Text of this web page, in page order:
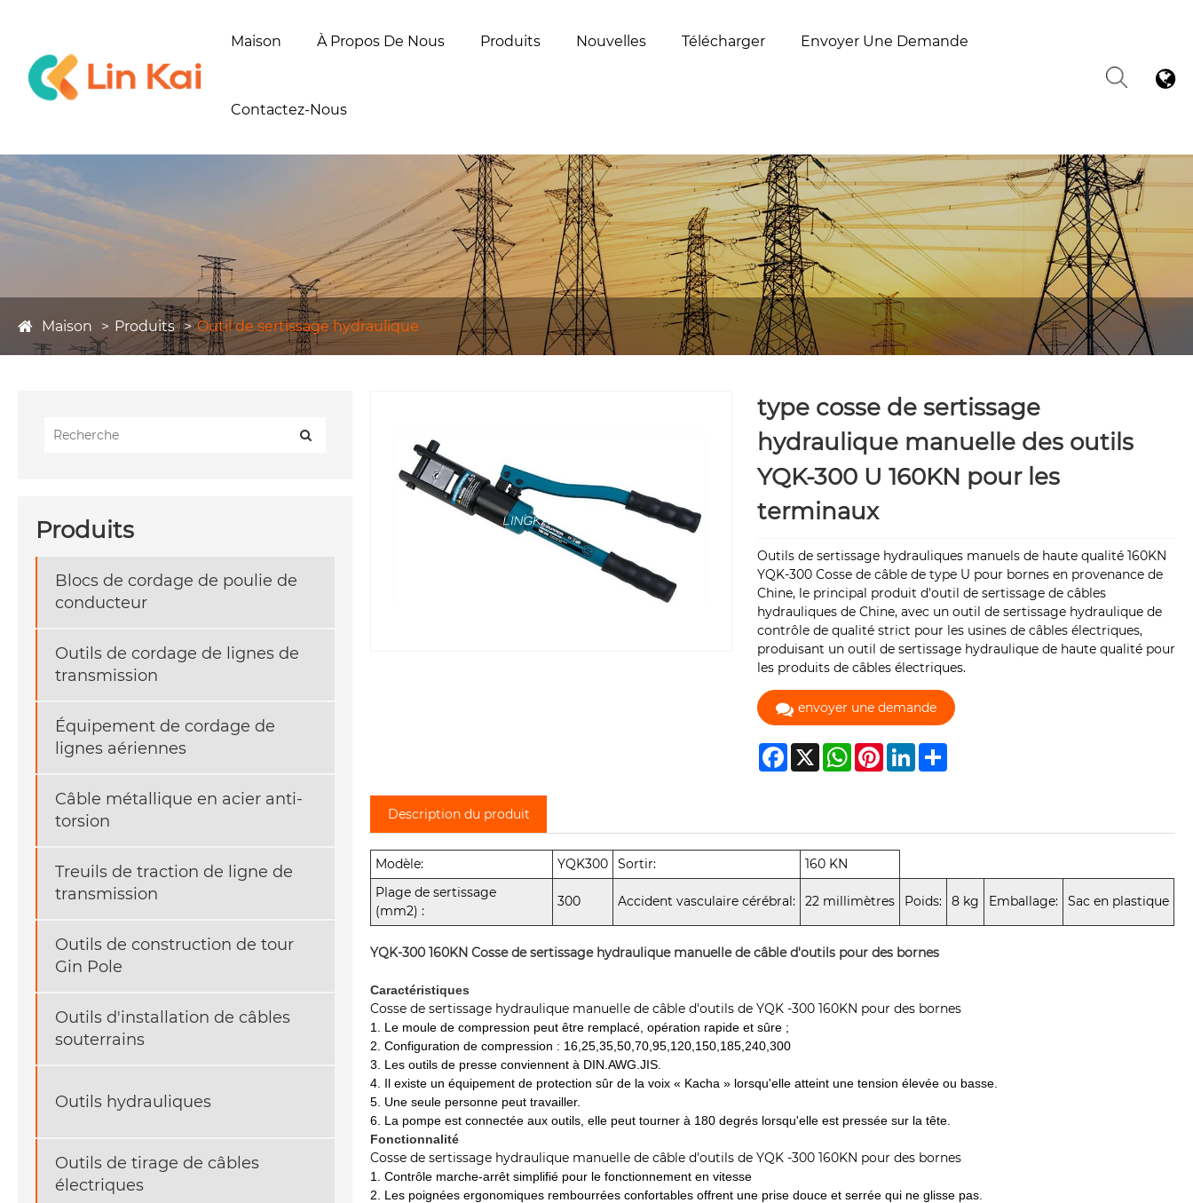
Maison À Propos De Nous Produits Nouvelles Télécharger Envoyer Une Demande
Contactez-Nous
Maison Produits Outil de sertissage hydraulique
Produits
Blocs de cordage de poulie de
conducteur
Outils de cordage de lignes de
transmission
Équipement de cordage de
lignes aériennes
Câble métallique en acier anti-
torsion
Treuils de traction de ligne de
transmission
Outils de construction de tour
Gin Pole
Outils d'installation de câbles
souterrains
Outils hydrauliques
Outils de tirage de câbles
électriques
type cosse de sertissage
hydraulique manuelle des outils
YQK-300 U 160KN pour les
terminaux
Outils de sertissage hydrauliques manuels de haute qualité 160KN
YQK-300 Cosse de câble de type U pour bornes en provenance de
Chine, le principal produit d'outil de sertissage de câbles
hydrauliques de Chine, avec un outil de sertissage hydraulique de
contrôle de qualité strict pour les usines de câbles électriques,
produisant un outil de sertissage hydraulique de haute qualité pour
les produits de câbles électriques.
envoyer une demande
Facebook
X WhatsApp
PinterestLinkedInShare
Description du produit
Modèle: YQK300 Sortir:
160 KN
Plage de sertissage
(mm2) :
300 Accident vasculaire cérébral: 22 millimètres Poids: 8 kg Emballage: Sac en plastique
YQK-300 160KNCosse de sertissage hydraulique manuelle de câble d'outils pour des bornes
Caractéristiques
Cosse de sertissage hydraulique manuelle de câble d'outils de YQK -300 160KN pour des bornes
1. Le moule de compression peut être remplacé, opération rapide et sûre ;
2. Configuration de compression : 16,25,35,50,70,95,120,150,185,240,300
3. Les outils de presse conviennent à DIN.AWG.JIS.
4. Il existe un équipement de protection sûr de la voix « Kacha » lorsqu'elle atteint une tension élevée ou basse.
5. Une seule personne peut travailler.
6. La pompe est connectée aux outils, elle peut tourner à 180 degrés lorsqu'elle est pressée sur la tête.
Fonctionnalité
Cosse de sertissage hydraulique manuelle de câble d'outils de YQK -300 160KN pour des bornes
1. Contrôle marche-arrêt simplifié pour le fonctionnement en vitesse
2. Les poignées ergonomiques rembourrées confortables offrent une prise douce et serrée qui ne glisse pas.